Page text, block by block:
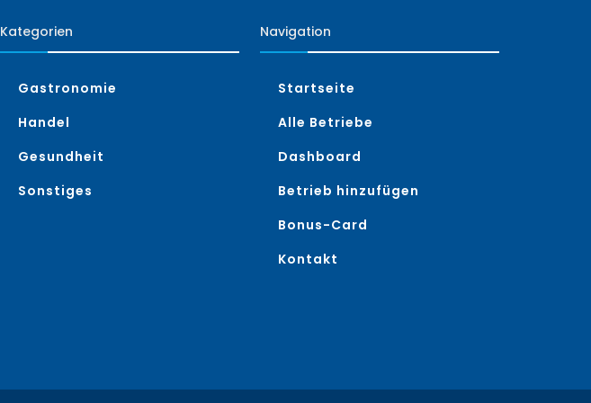
Kategorien
Gastronomie
Handel
Gesundheit
Sonstiges
Navigation
Startseite
Alle Betriebe
Dashboard
Betrieb hinzufügen
Bonus-Card
Kontakt